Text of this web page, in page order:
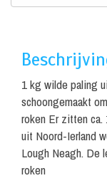
1 kg wilde paling
schoongemaakt
roken Er zitten ca.
uit Noord-Ierland
Lough Neagh. De
roken